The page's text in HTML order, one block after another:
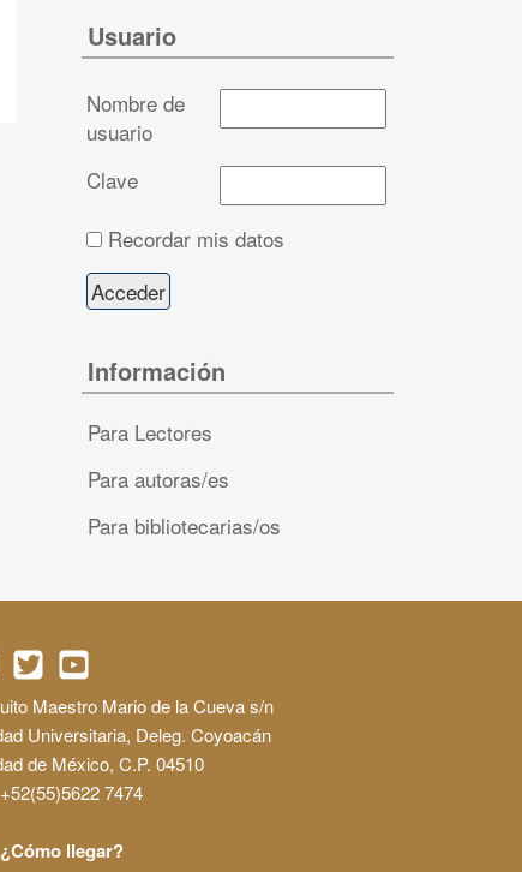
Usuario
Nombre de
usuario
Clave
Recordar mis datos
Información
Para Lectores
Para autoras/es
Para bibliotecarias/os
Maestro Mario de la Cueva s/n
Universitaria, Deleg. Coyoacán
de México, C.P. 04510
7474
¿Cómo llegar?